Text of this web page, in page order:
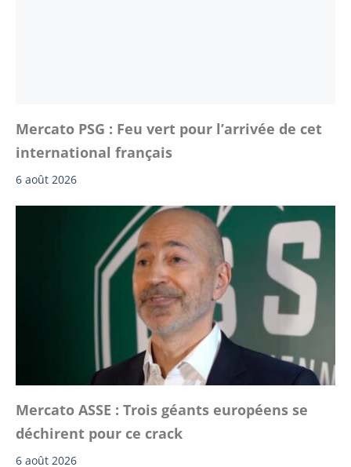
Mercato PSG : Feu vert pour l’arrivée de cet
international français
6 août 2026
Mercato ASSE : Trois géants européens se
déchirent pour ce crack
6 août 2026